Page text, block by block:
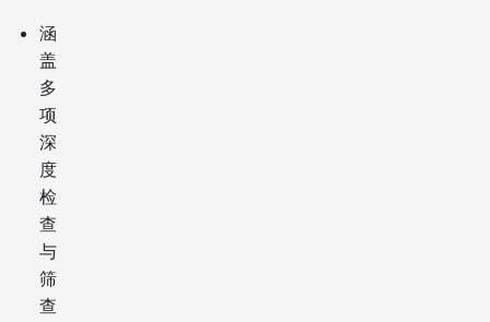
涵
盖
多
项
深
度
检
查
与
筛
查